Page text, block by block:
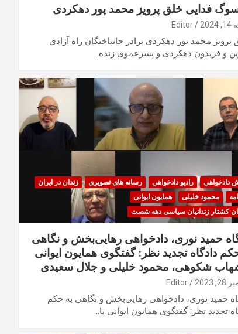
فدایی خلق پرویز محمد پور دهکردی
Editor
پرویز محمد پور دهکردی برادر جانباختگان راه آزادی
و فریدون دهکردی و پسرعموی زنده…
دادخواهی رادیو دادخواهی رسانه های تصویری
زندان در ایران
محمود خلیلی
همایون ایوانی
کشتار زندانیان سیاسی دهه شصت
حمید نوری، دادخواهی رهایی‌بخش و نگاهی
دادگاه تجدید نظر: گفتگوی همایون ایوانی
شکوهی، محمود خلیلی و جلال سعیدی
Editor
حمید نوری، دادخواهی رهایی‌بخش و نگاهی به حکم
تجدید نظر: گفتگوی همایون ایوانی با…